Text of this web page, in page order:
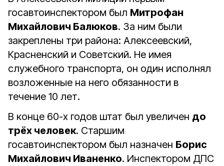
госавтоинспектором был Митрофан
Михайлович Балюков. За ним были
закреплены три района: Алексеевский,
Красненский и Советский. Не имея
служебного транспорта, он один исполнял
возложенные на него обязанности в
течение 10 лет.
В конце 60-х годов штат был увеличен до
трёх человек. Старшим
госавтоинспектором был назначен Борис
Михайлович Иваненко. Инспектором ДПС